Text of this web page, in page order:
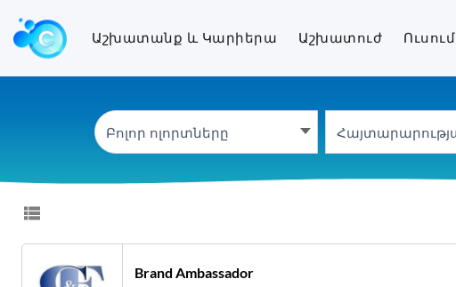
Աշխատանք և Կարիերա Աշխատուժ Ուսում
Բոլոր ոլորտները
Աշխատանք և կարիերա
Brand Ambassador